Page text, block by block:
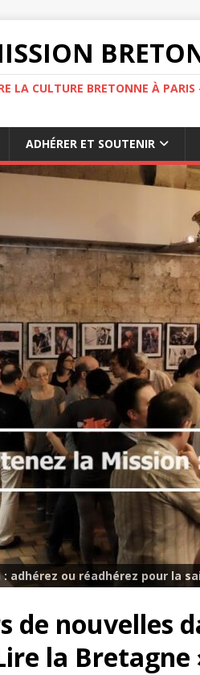
LA CULTURE BRETONNE À
ADHÉRER ET SOUTENIR
adhérez ou réadhérez pour la
de nouvelles
la Bretagne